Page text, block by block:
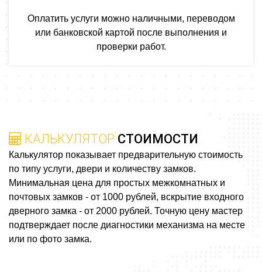
Оплатить услуги можно наличными, переводом
или банковской картой после выполнения и
проверки работ.
КАЛЬКУЛЯТОР СТОИМОСТИ
Калькулятор показывает предварительную стоимость
по типу услуги, двери и количеству замков.
Минимальная цена для простых межкомнатных и
почтовых замков - от 1000 рублей, вскрытие входного
дверного замка - от 2000 рублей. Точную цену мастер
подтверждает после диагностики механизма на месте
или по фото замка.